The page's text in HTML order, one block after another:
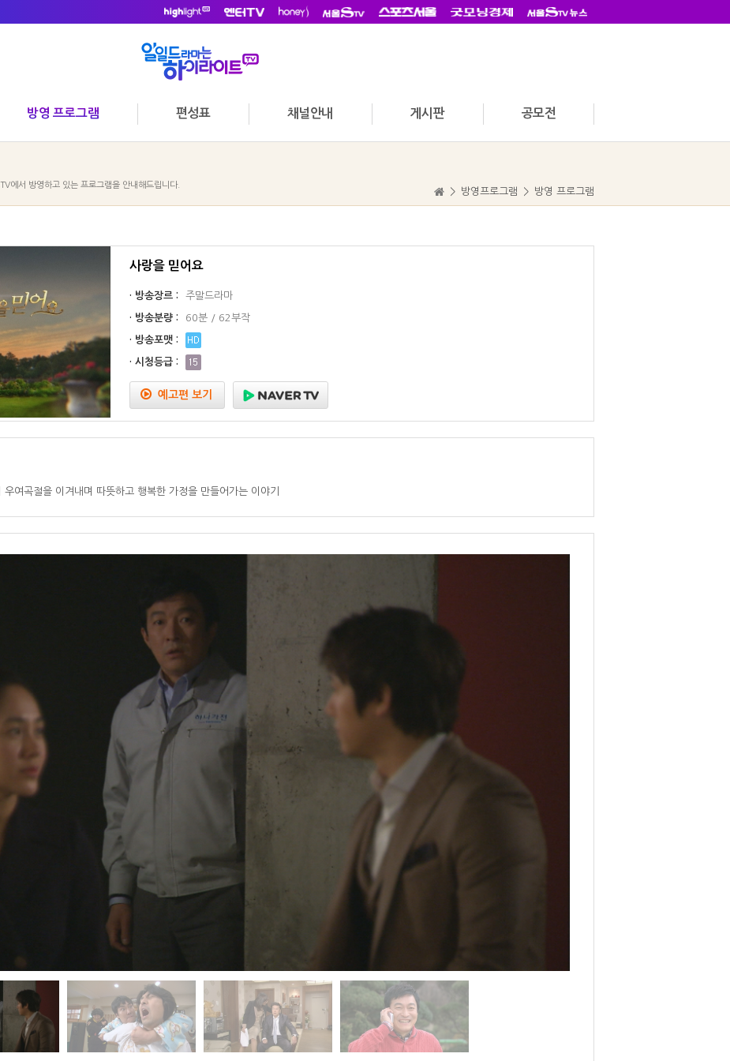
방영 프로그램 편성표 채널안내 게시판 공모전
에서 방영하고 있는 프로그램을 안내해드립니다.
> 방영프로그램 > 방영 프로그램
사랑을 믿어요
· 방송장르 : 주말드라마
· 방송분량 : 60분 / 62부작
· 방송포맷 :
· 시청등급 :
예고편 보기
여곡절을 이겨내며 따뜻하고 행복한 가정을 만들어가는 이야기